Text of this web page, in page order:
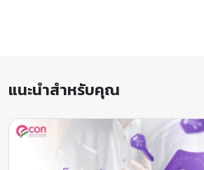
แนะนำสำหรับคุณ